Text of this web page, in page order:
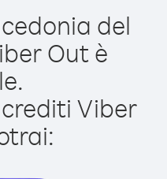
del
Out è
Viber